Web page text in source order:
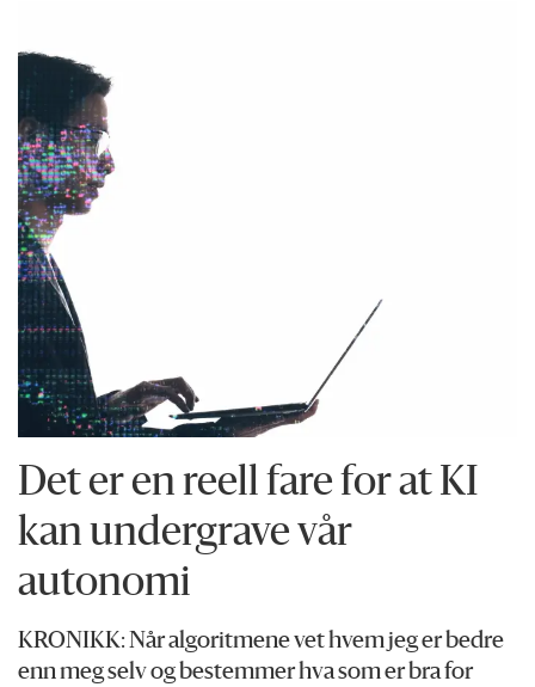
Det er en reell fare for at KI
kan undergrave vår
autonomi
KRONIKK: Når algoritmene vet hvem jeg er bedre
enn meg selv og bestemmer hva som er bra for